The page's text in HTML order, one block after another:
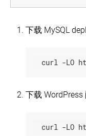
下载 MySQL
curl -LO
下载 WordPress
curl -LO